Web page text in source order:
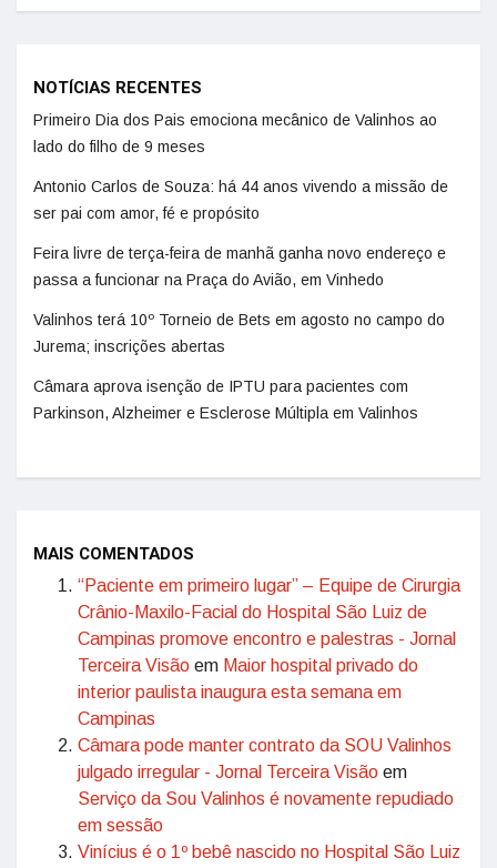
NOTÍCIAS RECENTES
Primeiro Dia dos Pais emociona mecânico de Valinhos ao
lado do filho de 9 meses
Antonio Carlos de Souza: há 44 anos vivendo a missão de
ser pai com amor, fé e propósito
Feira livre de terça-feira de manhã ganha novo endereço e
passa a funcionar na Praça do Avião, em Vinhedo
Valinhos terá 10º Torneio de Bets em agosto no campo do
Jurema; inscrições abertas
Câmara aprova isenção de IPTU para pacientes com
Parkinson, Alzheimer e Esclerose Múltipla em Valinhos
MAIS COMENTADOS
“Paciente em primeiro lugar” – Equipe de Cirurgia
Crânio-Maxilo-Facial do Hospital São Luiz de
Campinas promove encontro e palestras - Jornal
Terceira Visão em Maior hospital privado do
interior paulista inaugura esta semana em
Campinas
Câmara pode manter contrato da SOU Valinhos
julgado irregular - Jornal Terceira Visão em
Serviço da Sou Valinhos é novamente repudiado
em sessão
Vinícius é o 1º bebê nascido no Hospital São Luiz